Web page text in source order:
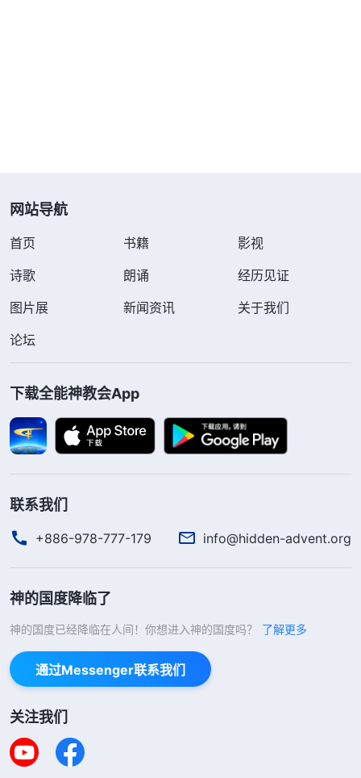
下心来继续尽本分。
是受什么思想支配的？一次灵修时，我看到神的话：
“人活在这个现实的社会中都深经撒但败坏，不管有
没有文化，在人的思想观点里传统文化的东西都不
少。尤其传统文化要求女人必须得相夫教子、做贤妻
良母，为了自己的丈夫和儿女必须把自己的一生都奉
献出来，得为丈夫和儿女活着，家人的一日三餐、洗
洗涮涮等等家里的一切事都必须得做好，这是公认的
如果不这么做就不是一个好女人，如果不这么做就违
就觉得良心过不去，对不起自己的丈夫、儿女，就觉
得自己不是个好女人。当你信神以后读了许多神的
话，明白了一些真理也看透了一些事，你就觉得‘我
是受造之物，应该尽上受造之物的本分，应该为神花
费’，这时候你尽受造之物的本分与做贤妻良母是不
是产生冲突了？你想做贤妻良母，那你就不能全时间
候你怎么办？你如果选择尽好本分对教会工作负责
任、为神尽上忠心，那你就得放弃做贤妻良母，这时
网站导航
首页 书籍
影视
诗歌
朗诵
经历见证
图片展
新闻资讯
关于我们
论坛
下载全能神教会App
联系我们
+886-978-777-179 info@hidden-advent.org
神的国度降临了
神的国度已经降临在人间！你想进入神的国度吗？ 了解更多
通过Messenger联系我们
关注我们